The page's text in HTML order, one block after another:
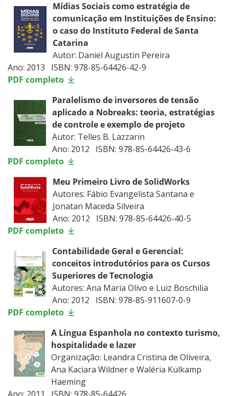
Mídias Sociais como estratégia de
comunicação em Instituições de Ensino:
o caso do Instituto Federal de Santa
Catarina
Autor: Daniel Augustin Pereira
Ano: 2013 ISBN: 978-85-64426-42-9
PDF completo
Paralelismo de inversores de tensão
aplicado a Nobreaks: teoria, estratégias
de controle e exemplo de projeto
Autor: Telles B. Lazzarin
Ano: 2012 ISBN: 978-85-64426-43-6
PDF completo
Meu Primeiro Livro de SolidWorks
Autores: Fábio Evangelista Santana e
Jonatan Maceda Silveira
Ano: 2012 ISBN: 978-85-64426-40-5
PDF completo
Contabilidade Geral e Gerencial:
conceitos introdutórios para os Cursos
Superiores de Tecnologia
Autores: Ana Maria Olivo e Luiz Boschilia
Ano: 2012 ISBN: 978-85-911607-0-9
PDF completo
A Língua Espanhola no contexto turismo,
hospitalidade e lazer
Organização: Leandra Cristina de Oliveira,
Ana Kaciara Wildner e Waléria Külkamp
Haeming